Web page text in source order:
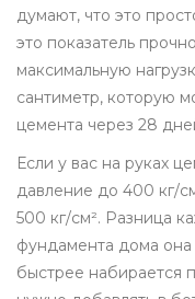
думают, что это
это показатель
максимальную
сантиметр, которую
цемента через 28
Если у вас на руках
давление до 400 кг/
500 кг/см². Разница
фундамента дома
быстрее набирается